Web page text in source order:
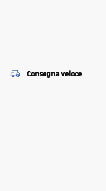
Consegna veloce